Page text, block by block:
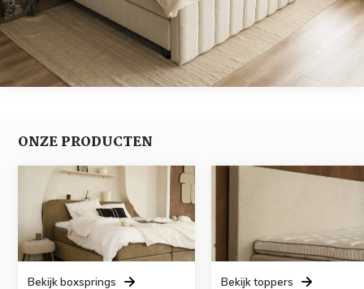
ONZE PRODUCTEN
Bekijk boxsprings Bekijk toppers